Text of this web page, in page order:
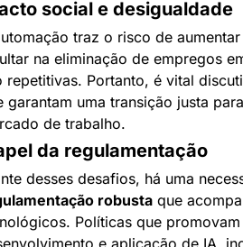
social e desigualdade
traz o risco de
na eliminação de empregos
repetitivas. Portanto, é vital
garantam uma transição justa
de trabalho.
da regulamentação
robusta que
Políticas que
e aplicação de IA,